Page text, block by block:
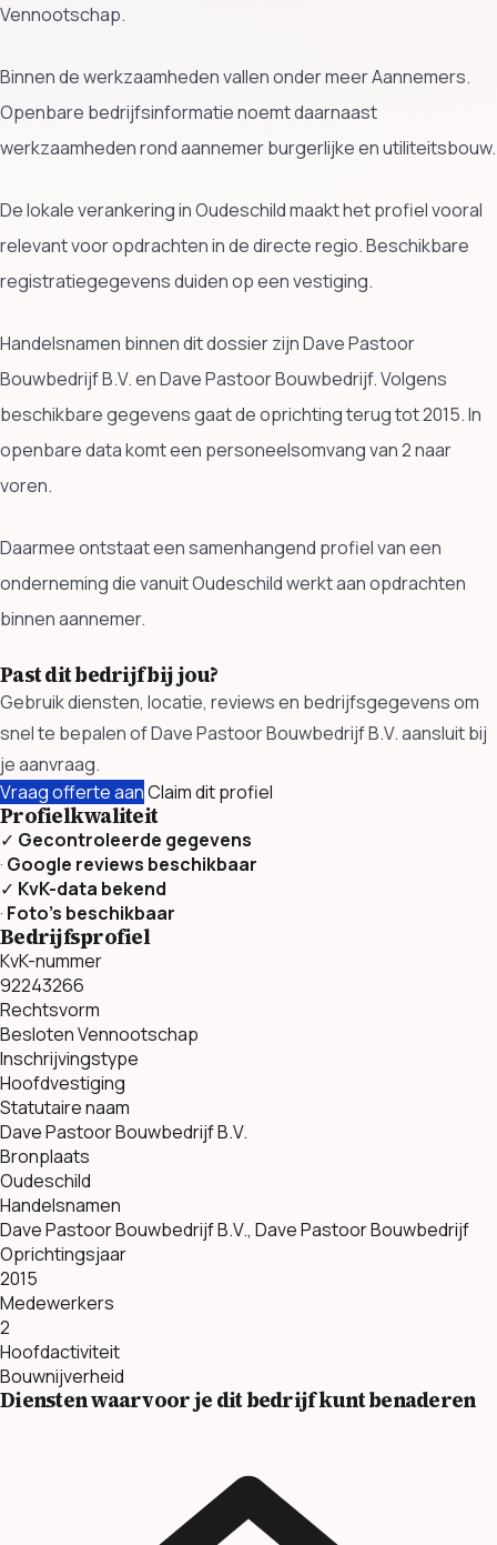
Vennootschap.
Binnen de werkzaamheden vallen onder meer Aannemers.
Openbare bedrijfsinformatie noemt daarnaast
werkzaamheden rond aannemer burgerlijke en utiliteitsbouw.
De lokale verankering in Oudeschild maakt het profiel vooral
relevant voor opdrachten in de directe regio. Beschikbare
registratiegegevens duiden op een vestiging.
Handelsnamen binnen dit dossier zijn Dave Pastoor
Bouwbedrijf B.V. en Dave Pastoor Bouwbedrijf. Volgens
beschikbare gegevens gaat de oprichting terug tot 2015. In
openbare data komt een personeelsomvang van 2 naar
voren.
Daarmee ontstaat een samenhangend profiel van een
onderneming die vanuit Oudeschild werkt aan opdrachten
binnen aannemer.
Past dit bedrijf bij jou?
Gebruik diensten, locatie, reviews en bedrijfsgegevens om
snel te bepalen of Dave Pastoor Bouwbedrijf B.V. aansluit bij
je aanvraag.
Vraag offerte aanClaim dit profiel
Profielkwaliteit
✓ Gecontroleerde gegevens
· Google reviews beschikbaar
✓ KvK-data bekend
· Foto’s beschikbaar
Bedrijfsprofiel
KvK-nummer
92243266
Rechtsvorm
Besloten Vennootschap
Inschrijvingstype
Hoofdvestiging
Statutaire naam
Dave Pastoor Bouwbedrijf B.V.
Bronplaats
Oudeschild
Handelsnamen
Dave Pastoor Bouwbedrijf B.V., Dave Pastoor Bouwbedrijf
Oprichtingsjaar
2015
Medewerkers
2
Hoofdactiviteit
Bouwnijverheid
Diensten waarvoor je dit bedrijf kunt benaderen